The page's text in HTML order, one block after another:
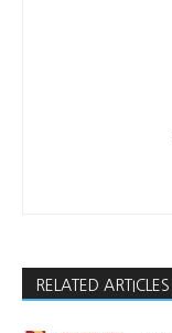
RELATED ARTICLES